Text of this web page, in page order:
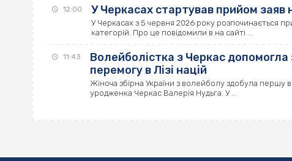
12:00 У Черкасах стартував прийом заяв
У Черкасах з 5 червня 2026 року розпочинається
категорій. Про це повідомили в на сайті ...
11:43
Волейболістка з Черкас допомогла
перемогу в Лізі націй
Жіноча збірна України з волейболу здобула першу в
уродженка Черкас Валерія Нудьга. У ...